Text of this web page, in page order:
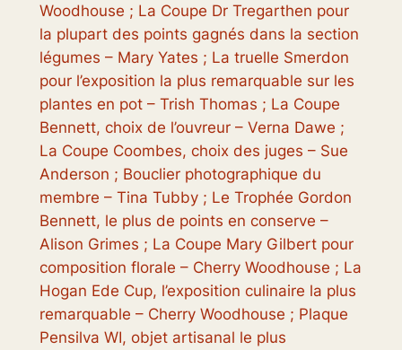
Woodhouse ; La Coupe Dr Tregarthen pour
la plupart des points gagnés dans la section
légumes – Mary Yates ; La truelle Smerdon
pour l’exposition la plus remarquable sur les
plantes en pot – Trish Thomas ; La Coupe
Bennett, choix de l’ouvreur – Verna Dawe ;
La Coupe Coombes, choix des juges – Sue
Anderson ; Bouclier photographique du
membre – Tina Tubby ; Le Trophée Gordon
Bennett, le plus de points en conserve –
Alison Grimes ; La Coupe Mary Gilbert pour
composition florale – Cherry Woodhouse ; La
Hogan Ede Cup, l’exposition culinaire la plus
remarquable – Cherry Woodhouse ; Plaque
Pensilva WI, objet artisanal le plus